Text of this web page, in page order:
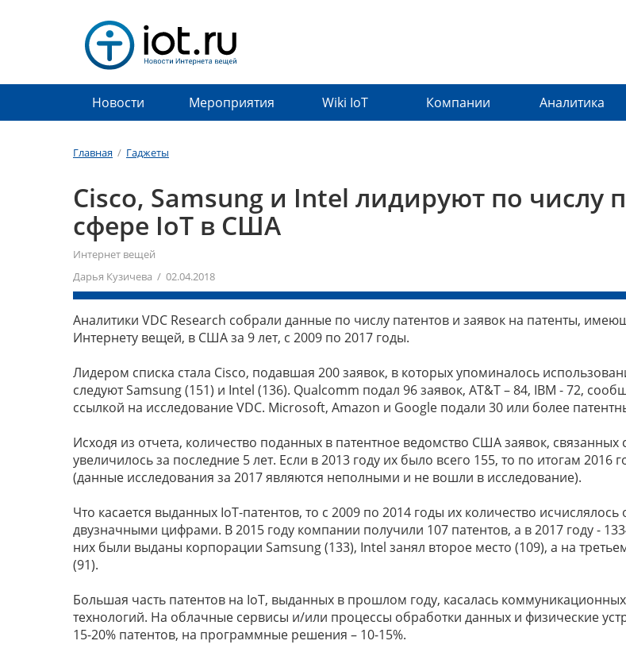
Новости Мероприятия Wiki IoT Компании Аналитика
Главная / Гаджеты
Cisco, Samsung и Intel лидируют по числу
сфере IoT в США
Интернет вещей
Дарья Кузичева / 02.04.2018
Аналитики VDC Research собрали данные по числу патентов и заявок на патенты,
Интернету вещей, в США за 9 лет, с 2009 по 2017 годы.
Лидером списка стала Cisco, подавшая 200 заявок, в которых упоминалось
следуют Samsung (151) и Intel (136). Qualcomm подал 96 заявок, AT&T – 84, IBM - 72,
ссылкой на исследование VDC. Microsoft, Amazon и Google подали 30 или более
Исходя из отчета, количество поданных в патентное ведомство США заявок, связанных
увеличилось за последние 5 лет. Если в 2013 году их было всего 155, то по итогам 2016
(данные исследования за 2017 являются неполными и не вошли в исследование).
Что касается выданных IoT-патентов, то с 2009 по 2014 годы их количество
двузначными цифрами. В 2015 году компании получили 107 патентов, а в 2017 году -
них были выданы корпорации Samsung (133), Intel занял второе место (109), а на
(91).
Большая часть патентов на IoT, выданных в прошлом году, касалась
технологий. На облачные сервисы и/или процессы обработки данных и физические
15-20% патентов, на программные решения – 10-15%.